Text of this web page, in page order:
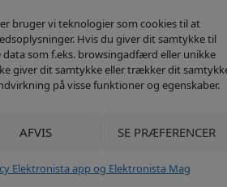
bruger vi teknologier som cookies til at
Hvis du giver dit samtykke til
som f.eks. browsingadfærd eller unikke
giver dit samtykke eller trækker dit
på visse funktioner og egenskaber.
AFVIS SE PRÆFERENCER
Elektronista app og Elektronista Mag
Privatlivs Politik